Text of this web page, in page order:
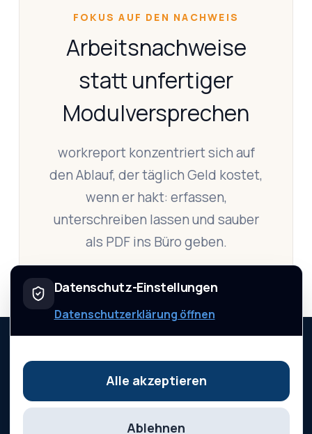
FOKUS AUF DEN NACHWEIS
Arbeitsnachweise
statt unfertiger
Modulversprechen
workreport konzentriert sich auf
den Ablauf, der täglich Geld kostet,
wenn er hakt: erfassen,
unterschreiben lassen und sauber
als PDF ins Büro geben.
workreport
StartseitePreiseHilfeRatgeberImpressumDatenschutz
Datenschutz-Einstellungen
Datenschutzerklärung öffnen
Alle akzeptieren
Ablehnen